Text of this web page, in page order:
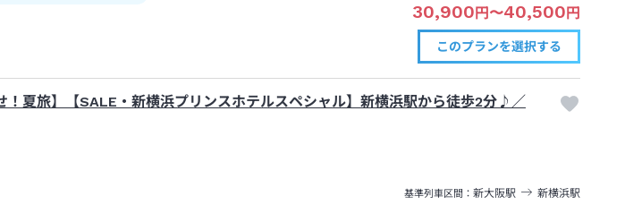
30,900円〜40,500円
このプランを選択する
！夏旅】【SALE・新横浜プリンスホテルスペシャル】新横浜駅から徒歩2分♪／
基準列車区間 新大阪駅 新横浜駅